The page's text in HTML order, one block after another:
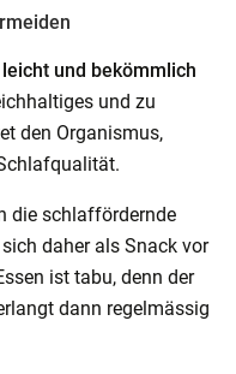
leicht und bekömmlich
und zu
den Organismus,
die schlaffördernde
daher als Snack vor
ist tabu, denn der
dann regelmässig